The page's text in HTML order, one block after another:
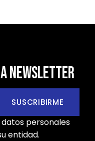
NEWSLETTER
SUSCRIBIRME
personales
entidad.